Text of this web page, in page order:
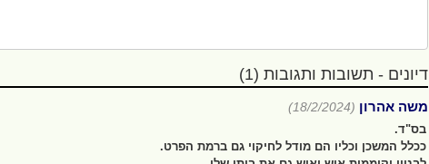
דיונים - תשובות ותגובות (1)
משה אהרון (18/2/2024)
בס"ד.
ככלל המשכן וכליו הם מודל לחיקוי גם ברמת הפרט.